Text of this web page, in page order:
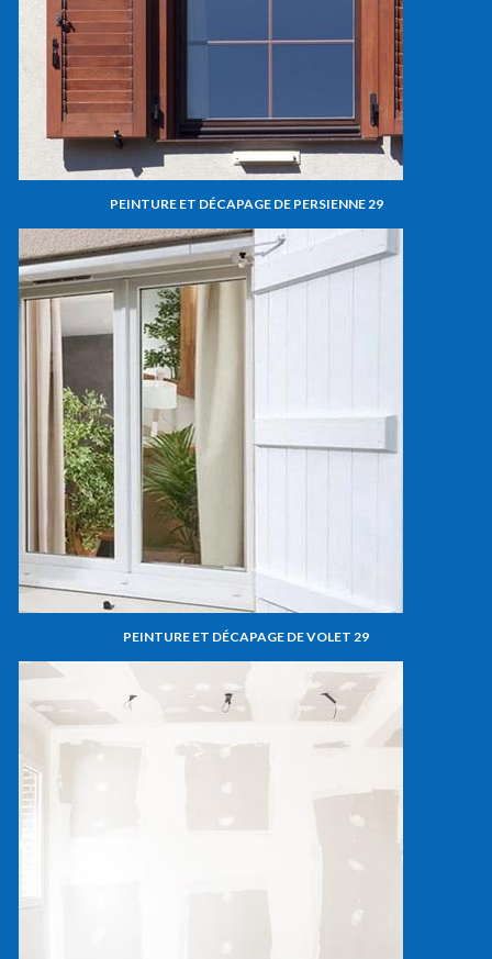
PEINTURE ET DÉCAPAGE DE PERSIENNE 29
PEINTURE ET DÉCAPAGE DE VOLET 29